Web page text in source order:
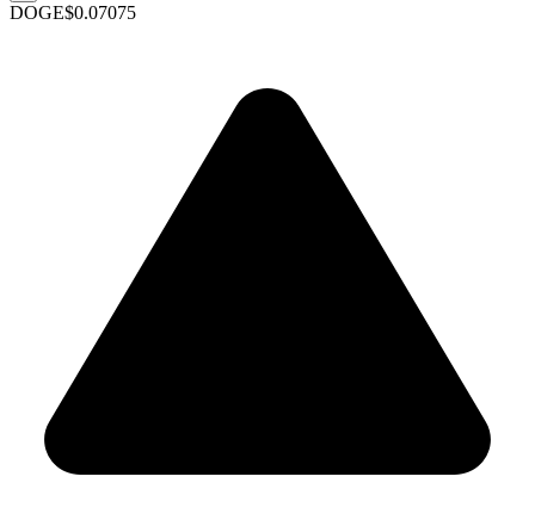
DOGE$0.07075